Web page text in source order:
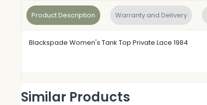
Product Description Warranty and Delivery
Blackspade Women's Tank Top Private Lace 1984
Similar Products